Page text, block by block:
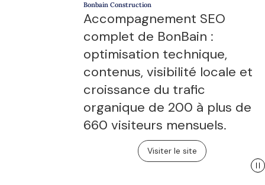
Bonbain Construction
Accompagnement SEO
complet de BonBain :
optimisation technique,
contenus, visibilité locale et
croissance du trafic
organique de 200 à plus de
660 visiteurs mensuels.
Visiter le site